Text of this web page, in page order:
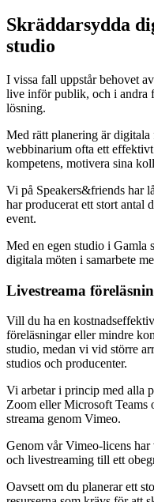
Skräddarsydda
studio
I vissa fall uppstår behovet
live inför publik, och i andra
lösning.
Med rätt planering är
webbinarium ofta ett
kompetens, motivera sina
Vi på Speakers&friends har
har producerat ett stort antal
event.
Med en egen studio i Gamla
digitala möten i samarbete
Livestreama
Vill du ha en
föreläsningar eller mindre
studio, medan vi vid större
studios och producenter.
Vi arbetar i princip med alla
Zoom eller Microsoft Teams
streama genom Vimeo.
Genom vår Vimeo-licens
och livestreaming till ett
Oavsett om du planerar ett